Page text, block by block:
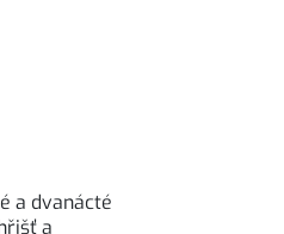
a dvanácté
a